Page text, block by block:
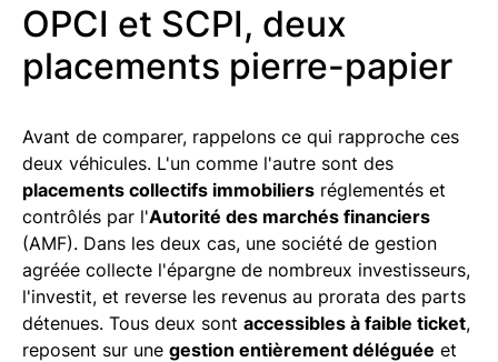
OPCI et SCPI, deux
placements pierre-papier
Avant de comparer, rappelons ce qui rapproche ces
deux véhicules. L'un comme l'autre sont des
placements collectifs immobiliers réglementés et
contrôlés par l'Autorité des marchés financiers
(AMF). Dans les deux cas, une société de gestion
agréée collecte l'épargne de nombreux investisseurs,
l'investit, et reverse les revenus au prorata des parts
détenues. Tous deux sont accessibles à faible ticket,
reposent sur une gestion entièrement déléguée et